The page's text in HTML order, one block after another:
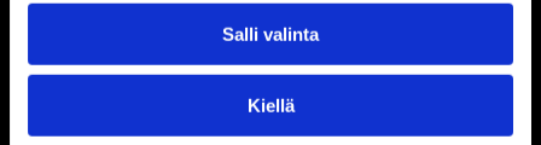
Salli valinta
Kiellä